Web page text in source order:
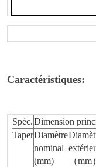
Caractéristiques:
Spéc.Dimension
TaperDiamètre
nominal
(mm)
（mm）